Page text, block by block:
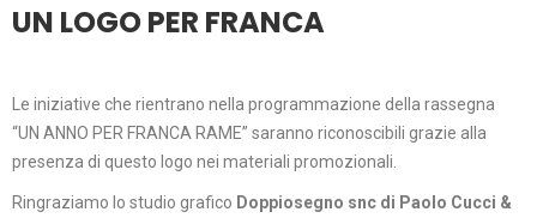
UN LOGO PER FRANCA
Le iniziative che rientrano nella programmazione della rassegna
“UN ANNO PER FRANCA RAME” saranno riconoscibili grazie alla
presenza di questo logo nei materiali promozionali.
Ringraziamo lo studio grafico Doppiosegno snc di Paolo Cucci &